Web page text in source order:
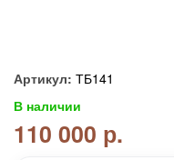
Артикул: ТБ141
В наличии
110 000 р.